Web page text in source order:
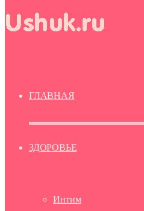
ГЛАВНАЯ
ЗДОРОВЬЕ
Интим